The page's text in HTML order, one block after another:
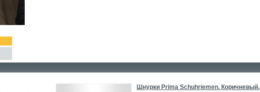
Шнурки Prima Schuhriemen. Коричневый.